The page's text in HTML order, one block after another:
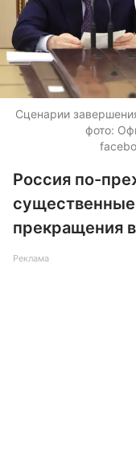
Сценарии
фото:
Россия по-
прекращения
Реклама